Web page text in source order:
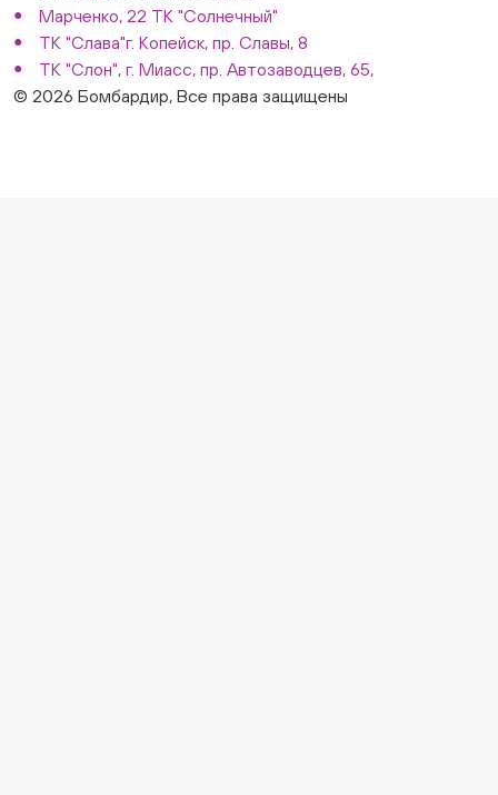
Марченко, 22 ТК "Солнечный"
ТК "Слава"г. Копейск, пр. Славы, 8
ТК "Слон", г. Миасс, пр. Автозаводцев, 65,
© 2026 Бомбардир, Все права защищены